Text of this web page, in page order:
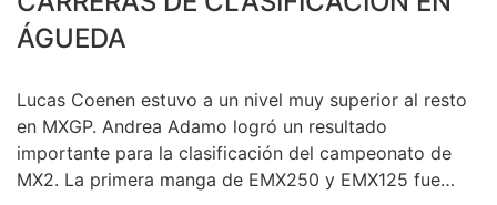
ÁGUEDA
Lucas Coenen estuvo a un nivel muy superior al resto
en MXGP. Andrea Adamo logró un resultado
importante para la clasificación del campeonato de
MX2. La primera manga de EMX250 y EMX125 fue